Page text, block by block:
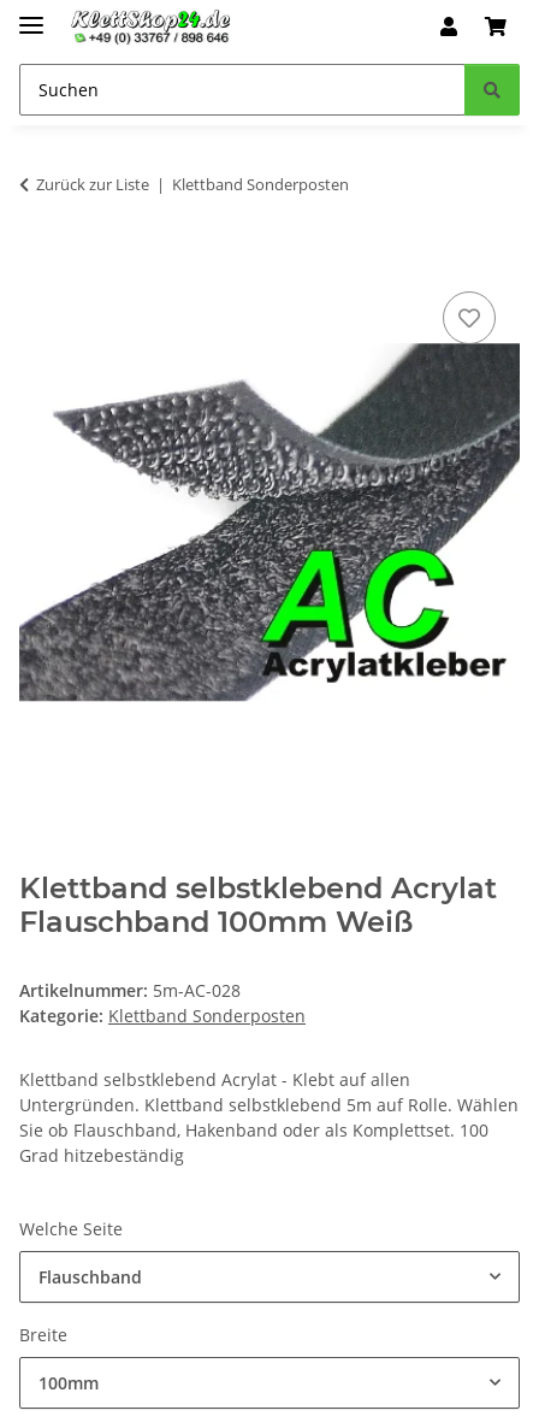
Zurück zur Liste Klettband Sonderposten
Klettband selbstklebend Acrylat
Flauschband 100mm Weiß
Artikelnummer: 5m-AC-028
Kategorie: Klettband Sonderposten
Klettband selbstklebend Acrylat - Klebt auf allen
Untergründen. Klettband selbstklebend 5m auf Rolle. Wählen
Sie ob Flauschband, Hakenband oder als Komplettset. 100
Grad hitzebeständig
Welche Seite
Flauschband
Breite
100mm